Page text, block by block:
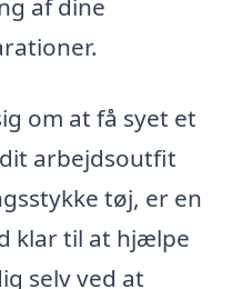
af dine
om at få syet et
arbejdsoutfit
tøj, er en
klar til at hjælpe
selv ved at